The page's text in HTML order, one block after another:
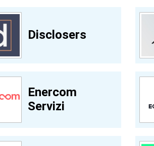
Disclosers
Enercom
Servizi